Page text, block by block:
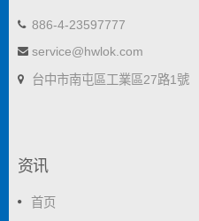
886-4-23597777
service@hwlok.com
台中市南屯區工業區27路1號
资讯
首页